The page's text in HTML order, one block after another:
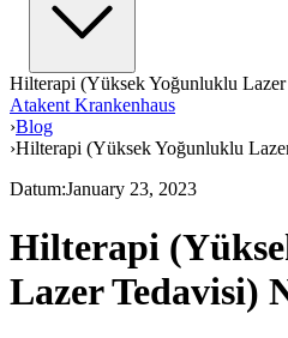
Hilterapi (Yüksek Yoğunluklu
Atakent Krankenhaus
›Blog
›Hilterapi (Yüksek Yoğunluklu
Datum:January 23, 2023
Hilterapi
Lazer Tedavisi)